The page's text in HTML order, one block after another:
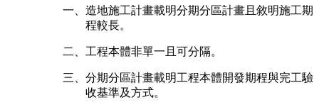
一、造地施工計畫載明分期分區計畫且敘明施工期
程較長。
二、工程本體非單一且可分隔。
三、分期分區計畫載明工程本體開發期程與完工驗
收基準及方式。